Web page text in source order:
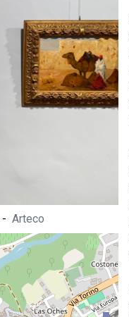
- Arteco